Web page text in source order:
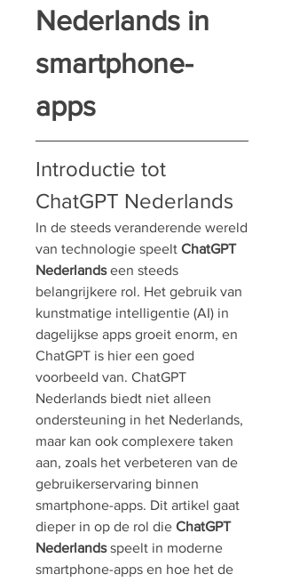
Nederlands in
smartphone-
apps
Introductie tot
ChatGPT Nederlands
In de steeds veranderende wereld
van technologie speelt ChatGPT
Nederlands een steeds
belangrijkere rol. Het gebruik van
kunstmatige intelligentie (AI) in
dagelijkse apps groeit enorm, en
ChatGPT is hier een goed
voorbeeld van. ChatGPT
Nederlands biedt niet alleen
ondersteuning in het Nederlands,
maar kan ook complexere taken
aan, zoals het verbeteren van de
gebruikerservaring binnen
smartphone-apps. Dit artikel gaat
dieper in op de rol die ChatGPT
Nederlands speelt in moderne
smartphone-apps en hoe het de